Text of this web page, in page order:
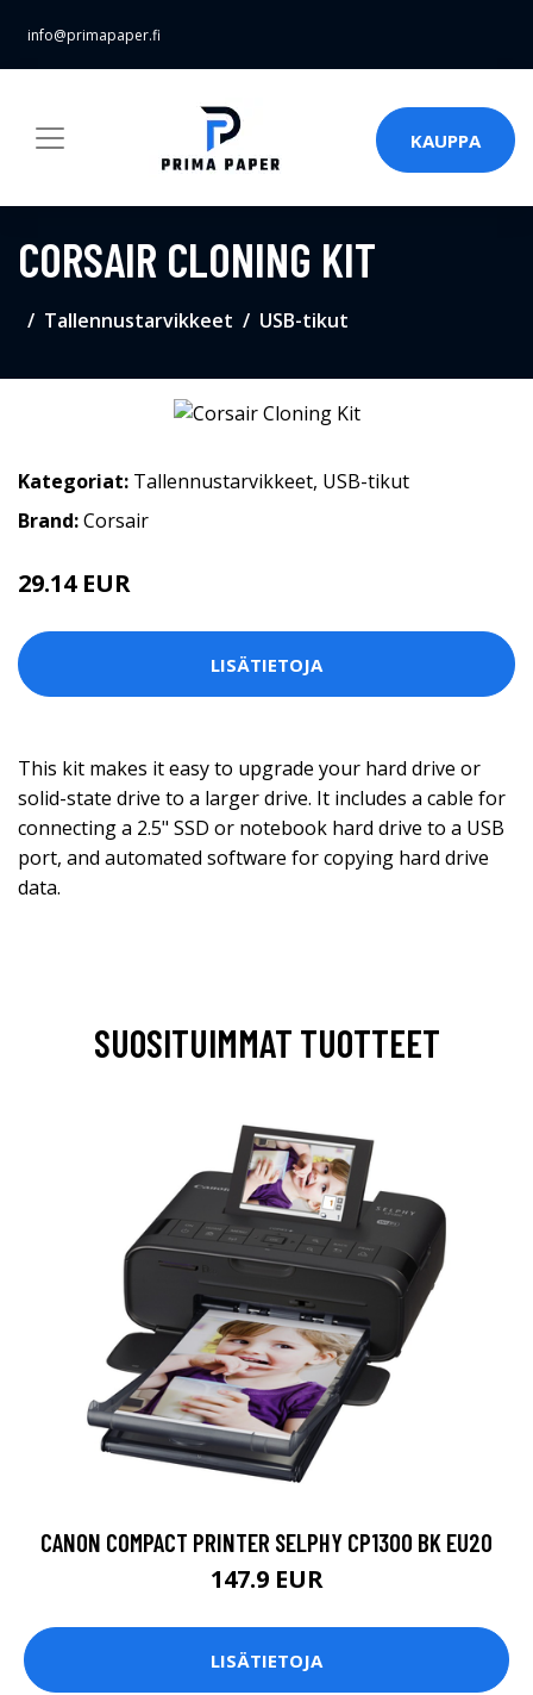
info@primapaper.fi
KAUPPA
CORSAIR CLONING KIT
Tallennustarvikkeet USB-tikut
Kategoriat: Tallennustarvikkeet, USB-tikut
Brand:Corsair
29.14 EUR
LISÄTIETOJA
This kit makes it easy to upgrade your hard drive or
solid-state drive to a larger drive. It includes a cable for
connecting a 2.5" SSD or notebook hard drive to a USB
port, and automated software for copying hard drive
data.
SUOSITUIMMAT TUOTTEET
CANON COMPACT PRINTER SELPHY CP1300 BK EU20
147.9 EUR
LISÄTIETOJA